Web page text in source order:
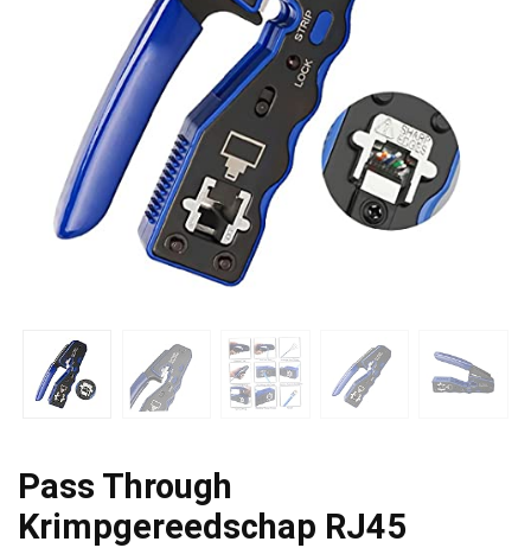
Pass Through
Krimpgereedschap RJ45